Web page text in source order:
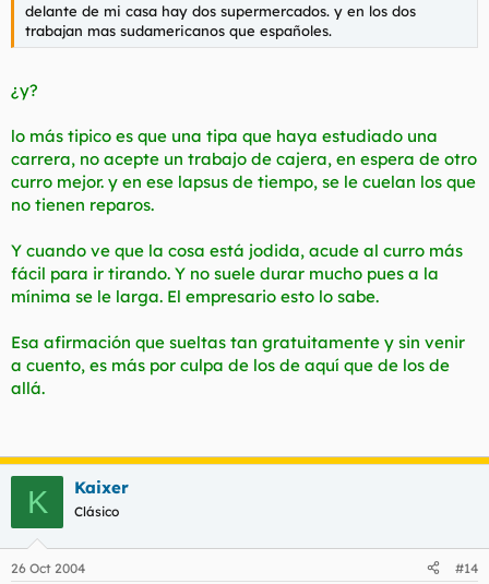
delante de mi casa hay dos supermercados. y en los dos
trabajan mas sudamericanos que españoles.
¿y?
lo más tipico es que una tipa que haya estudiado una
carrera, no acepte un trabajo de cajera, en espera de otro
curro mejor. y en ese lapsus de tiempo, se le cuelan los que
no tienen reparos.
Y cuando ve que la cosa está jodida, acude al curro más
fácil para ir tirando. Y no suele durar mucho pues a la
mínima se le larga. El empresario esto lo sabe.
Esa afirmación que sueltas tan gratuitamente y sin venir
a cuento, es más por culpa de los de aquí que de los de
allá.
K Kaixer
Clásico
26 Oct 2004 #14